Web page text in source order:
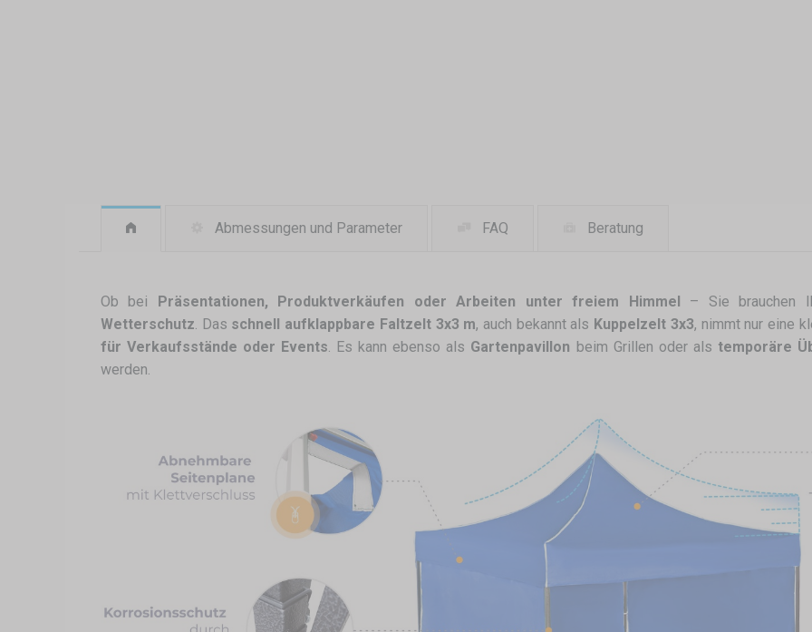
Abmessungen und Parameter FAQ Beratung
Ob bei Präsentationen, Produktverkäufen oder Arbeiten unter freiem Himmel – Sie brauchen
Wetterschutz . Das schnell aufklappbare Faltzelt 3x3 m, auch bekannt als Kuppelzelt 3x3, nimmt nur eine
für Verkaufsstände oder Events . Es kann ebenso als Gartenpavillon beim Grillen oder als temporäre
werden.